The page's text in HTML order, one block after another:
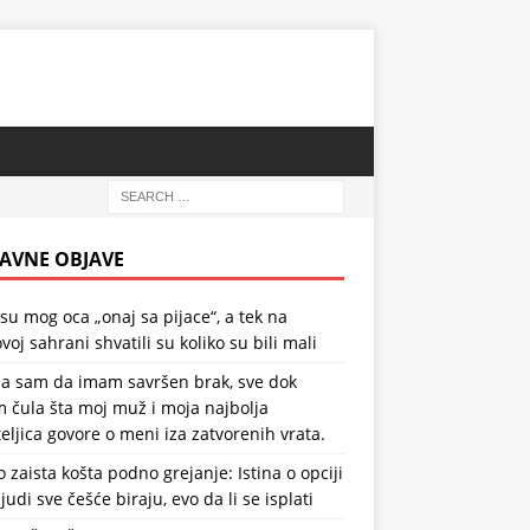
OBJAVE
mog oca „onaj sa pijace“, a tek na
sahrani shvatili su koliko su bili mali
sam da imam savršen brak, sve dok
čula šta moj muž i moja najbolja
govore o meni iza zatvorenih vrata.
zaista košta podno grejanje: Istina o opciji
sve češće biraju, evo da li se isplati